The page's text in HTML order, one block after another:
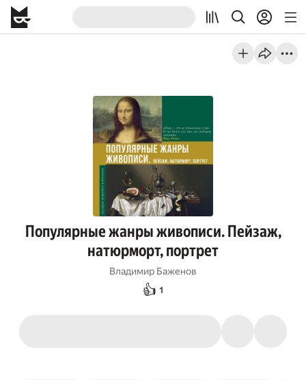
Популярные жанры живописи. Пейзаж,
натюрморт, портрет
Владимир Баженов
👍 1